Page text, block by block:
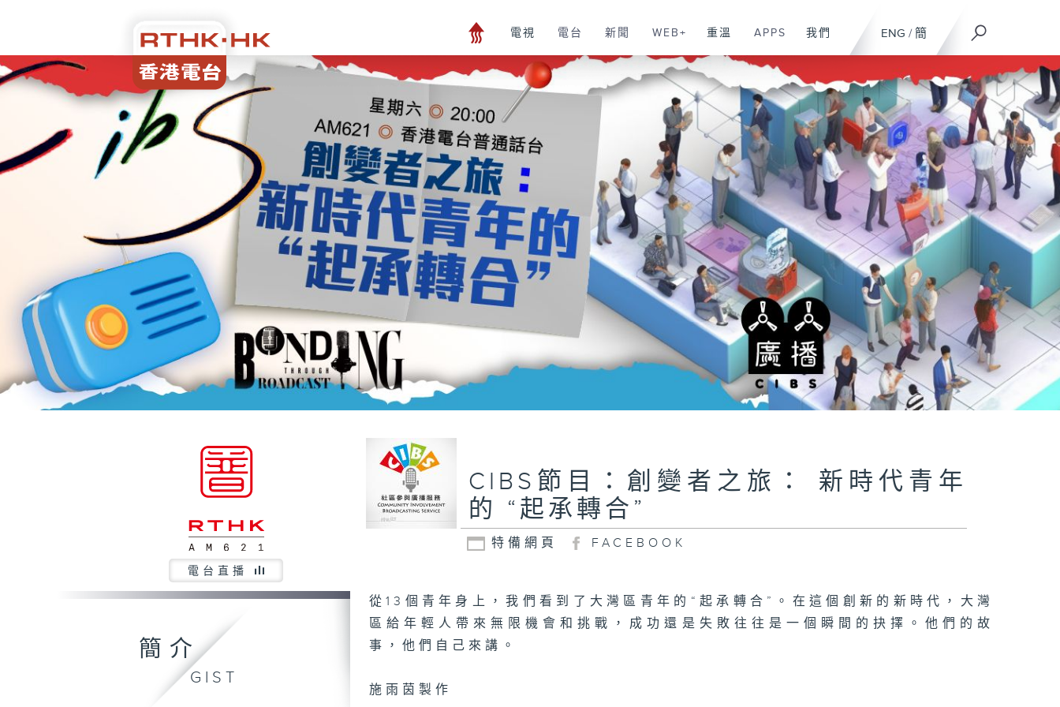
ENG / 簡
電視 電台 新聞 WEB+ 重溫 APPS 我們
電台直播
CIBS節目：創變者之旅： 新時代青年
的 “起承轉合”
特備網頁 FACEBOOK
簡介
GIST
從13個青年身上，我們看到了大灣區青年的“起承轉合”。在這個創新的新時代，大灣
區給年輕人帶來無限機會和挑戰，成功還是失敗往往是一個瞬間的抉擇。他們的故
事，他們自己來講。
施雨茵製作